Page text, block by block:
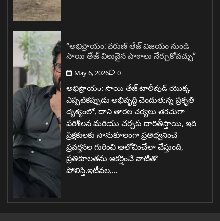
“అభిప్రాయం: వరుణ్ తేజ్ విజయం నుండి
సాయి తేజ్ విలువైన పాఠాలు నేర్చుకోవచ్చు”
May 6, 2026 0
అభిప్రాయం: సాయి తేజ్ టాలీవుడ్ యొక్క
ఎప్పటికప్పుడు అభివృద్ధి చెందుతున్న ప్రకృతి
దృశ్యంలో, దాని తారల చర్యలు తరచుగా
పరిశీలన మరియు చర్చకు దారితీస్తాయి, ఇది
ప్రేక్షకులకు సానుకూలంగా ప్రతిధ్వనించే
ప్రవర్తనల గురించి ఆలోచించేలా చేస్తుంది,
ప్రతికూలతను ఆకర్షించే వాటితో
పోలిస్తే.ఇటీవల,…